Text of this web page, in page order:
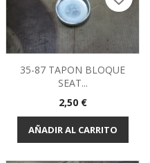
35-87 TAPON BLOQUE
SEAT...
Precio
2,50 €
AÑADIR AL CARRITO